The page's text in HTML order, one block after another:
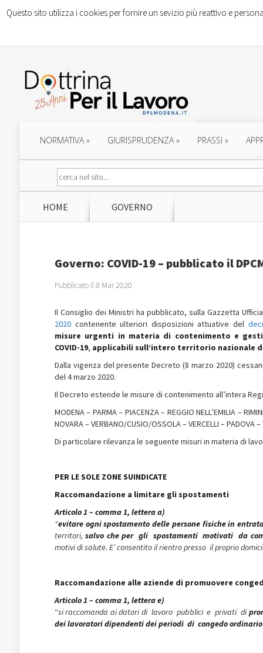
NORMATIVA» GIURISPRUDENZA» PRASSI »
HOME GOVERNO
Governo: COVID-19 – pubblicato il
Pubblicato il 8 Mar 2020
Il Consiglio dei Ministri ha pubblicato, sulla Gazzetta
2020 contenente ulteriori disposizioni attuative del
misure urgenti in materia di contenimento e
COVID-19, applicabili sull’intero territorio nazionale
Dalla vigenza del presente Decreto (8 marzo 2020)
del 4 marzo 2020.
Il Decreto estende le misure di contenimento all’intera
MODENA – PARMA – PIACENZA – REGGIO NELL’EMILIA –
NOVARA – VERBANO/CUSIO/OSSOLA – VERCELLI – PADOVA –
Di particolare rilevanza le seguente misuri in materia di
PER LE SOLE ZONE SUINDICATE
Raccomandazione a limitare gli spostamenti
Articolo 1 – comma 1, lettera a)
“evitare ogni spostamento delle persone fisiche in
territori,salvo che per gli spostamenti motivati da
motivi di salute. E’ consentito il rientro presso il proprio
Raccomandazione alle aziende di promuovere
Articolo 1 – comma 1, lettera e)
“si raccomanda ai datori di lavoro pubblici e privati di
dei lavoratori dipendenti dei periodi di congedo
Questo sito utilizza i cookies per fornire un sevizio più reattivo e